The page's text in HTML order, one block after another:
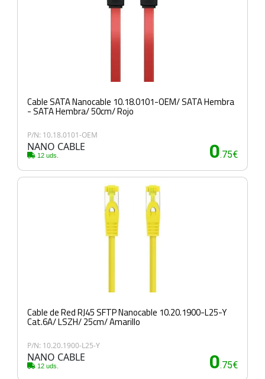
Cable SATA Nanocable 10.18.0101-OEM/ SATA Hembra
- SATA Hembra/ 50cm/ Rojo
P/N: 10.18.0101-OEM
NANO CABLE
12 uds. 0.75€
Cable de Red RJ45 SFTP Nanocable 10.20.1900-L25-Y
Cat.6A/ LSZH/ 25cm/ Amarillo
P/N: 10.20.1900-L25-Y
NANO CABLE
12 uds. 0.75€